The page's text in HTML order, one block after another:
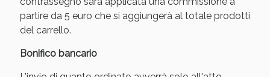
partire da 5 euro che si aggiungerà al totale prodotti
del carrello.
Bonifico bancario
Vie Urinarie e Prostata: Sconti fino al 45% oggi!